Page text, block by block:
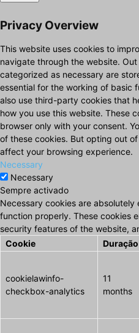
Privacy Overview
This website uses cookies to
navigate through the website.
categorized as necessary are
essential for the working of basic
also use third-party cookies that
how you use this website. These
browser only with your consent.
of these cookies. But opting out
affect your browsing experience.
Necessary
Necessary
Sempre activado
Necessary cookies are
function properly. These cookies
security features of the website,
Cookie
Duração
cookielawinfo-
checkbox-analytics
11
months